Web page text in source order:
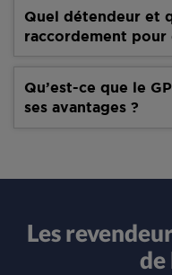
Quel détendeur et
raccordement
Qu’est-ce que le
ses avantages ?
Les
de